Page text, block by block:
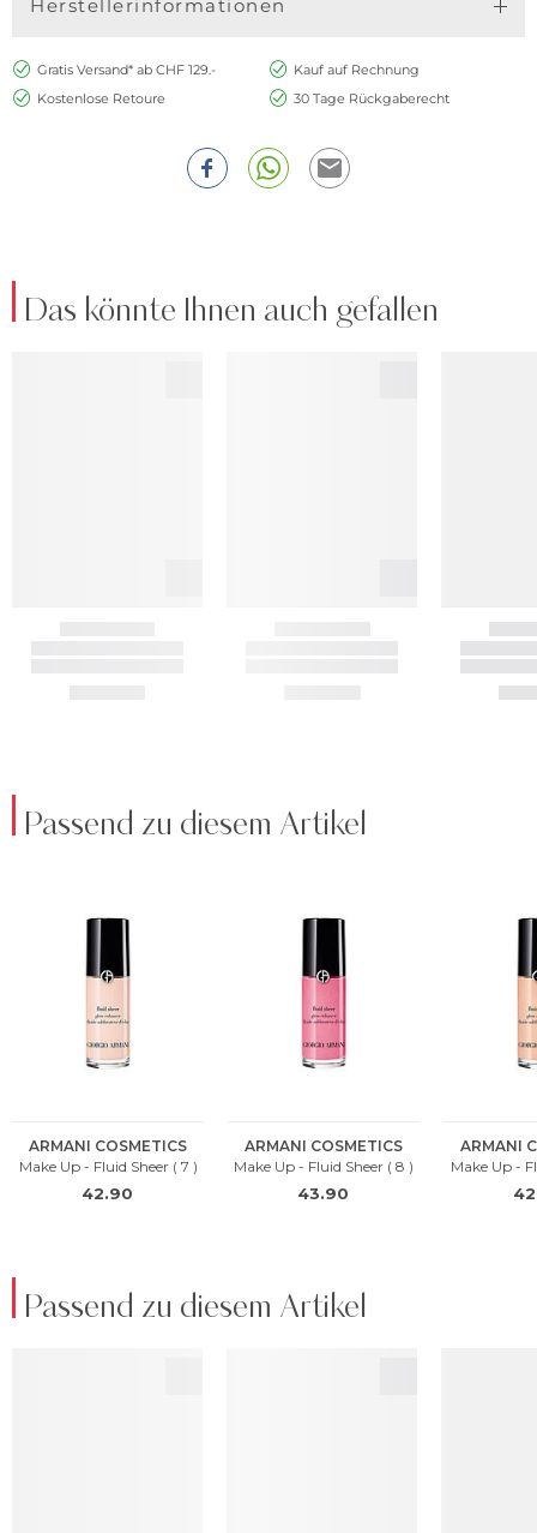
Herstellerinformationen
Gratis Versand* ab CHF 129.-
Kauf auf Rechnung
Kostenlose Retoure
30 Tage Rückgaberecht
Das könnte Ihnen auch gefallen
Passend zu diesem Artikel
Passend zu diesem Artikel